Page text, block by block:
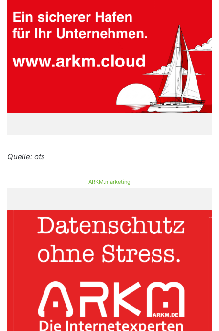
Quelle: ots
ARKM.marketing